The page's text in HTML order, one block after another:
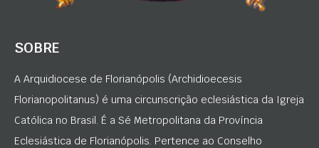
SOBRE
A Arquidiocese de Florianópolis (Archidioecesis
Florianopolitanus) é uma circunscrição eclesiástica da Igreja
Católica no Brasil. É a Sé Metropolitana da Província
Eclesiástica de Florianópolis. Pertence ao Conselho